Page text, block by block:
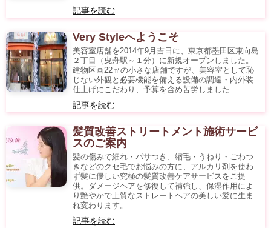
記事を読む
Very Styleへようこそ
美容室店舗を2014年9月吉日に、東京都墨田区東向島
２丁目（曳舟駅～１分）に新規オープンしました。
建物区画22㎡の小さな店舗ですが、美容室として恥
じない外観と必要機能を備える設備の調達・内外装
仕上げにこだわり、予算を含め苦労しました...
記事を読む
髪質改善ストリートメント施術サービ
スのご案内
髪の傷みで細れ・パサつき、縮毛・うねり・ごわつ
きなどのクセ毛でお悩みの方に、アルカリ剤を使わ
ず髪に優しい究極の髪質改善ケアサービスをご提
供。ダメージヘアを修復して補強し、保湿作用によ
り艶やかで上質なストレートヘアの美しい髪に生ま
れ変わります。
記事を読む